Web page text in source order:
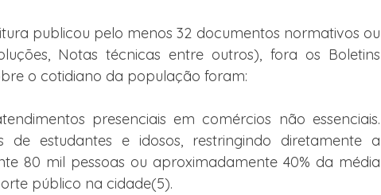
publicou pelo menos 32 documentos normativos ou
Notas técnicas entre outros), fora os Boletins
o cotidiano da população foram:
presenciais em comércios não essenciais.
de estudantes e idosos, restringindo diretamente a
80 mil pessoas ou aproximadamente 40% da média
público na cidade(5).